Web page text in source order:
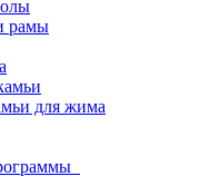
рамы
для жима